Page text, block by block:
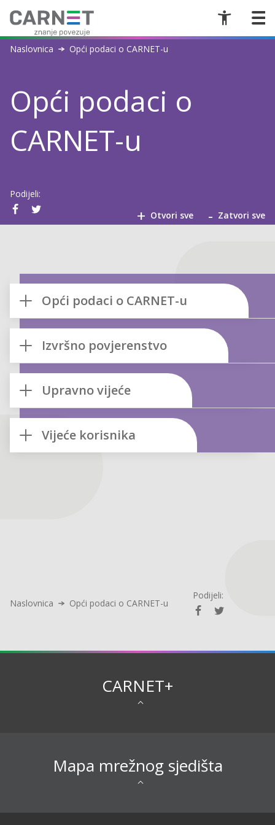
Naslovnica Opći podaci o CARNET-u
Opći podaci o
CARNET-u
Podijeli:
+ Otvori sve - Zatvori sve
Opći podaci o CARNET-u
Izvršno povjerenstvo
Upravno vijeće
Vijeće korisnika
Naslovnica Opći podaci o CARNET-u
Podijeli:
CARNET+
Mapa mrežnog sjedišta